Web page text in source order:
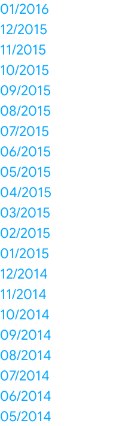
01/2016
12/2015
11/2015
10/2015
09/2015
08/2015
07/2015
06/2015
05/2015
04/2015
03/2015
02/2015
01/2015
12/2014
11/2014
10/2014
09/2014
08/2014
07/2014
06/2014
05/2014